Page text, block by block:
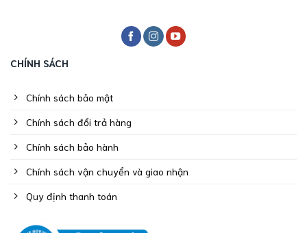
CHÍNH SÁCH
Chính sách bảo mật
Chính sách đổi trả hàng
Chính sách bảo hành
Chính sách vận chuyển và giao nhận
Quy định thanh toán